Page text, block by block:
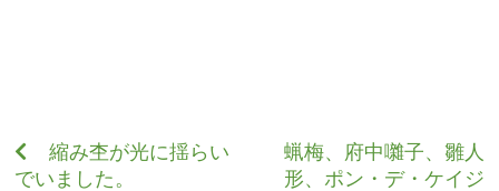
縮み杢が光に揺らい
でいました。
蝋梅、府中囃子、雛人
形、ポン・デ・ケイジ